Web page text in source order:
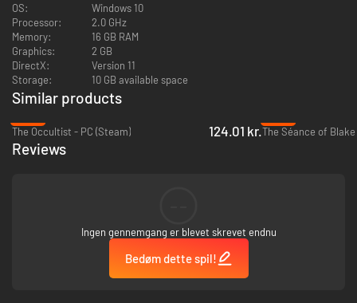
OS:
Windows 10
Processor:
2.0 GHz
Memory:
16 GB RAM
Graphics:
2 GB
DirectX:
Version 11
Storage:
10 GB available space
Similar products
The Occultist - PC (Steam)
124.01 kr.The Séance of
Reviews
Ingen gennemgang er blevet skrevet endnu
Bedøm dette spil!